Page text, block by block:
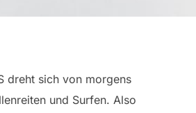
dreht sich von morgens
und Surfen. Also